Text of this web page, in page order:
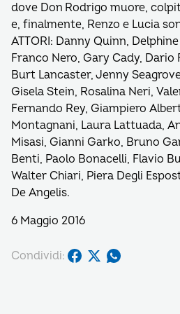
dove Don Rodrigo muore,
e, finalmente, Renzo e Lucia
ATTORI: Danny Quinn,
Franco Nero, Gary Cady, Dario
Burt Lancaster, Jenny
Gisela Stein, Rosalina Neri,
Fernando Rey, Giampiero
Montagnani, Laura Lattuada,
Misasi, Gianni Garko, Bruno
Benti, Paolo Bonacelli, Flavio
Walter Chiari, Piera Degli
De Angelis.
6 Maggio 2016
Condividi: